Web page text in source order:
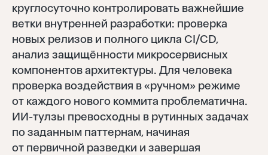
круглосуточно контролировать важнейшие
ветки внутренней разработки: проверка
новых релизов и полного цикла CI/CD,
анализ защищённости микросервисных
компонентов архитектуры. Для человека
проверка воздействия в «ручном» режиме
от каждого нового коммита проблематична.
ИИ-тулзы превосходны в рутинных задачах
по заданным паттернам, начиная
от первичной разведки и завершая